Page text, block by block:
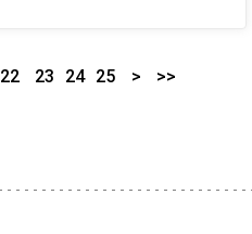
22 23 24 25 > >>